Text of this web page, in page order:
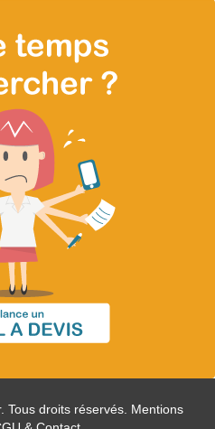
droits réservés. Mentions